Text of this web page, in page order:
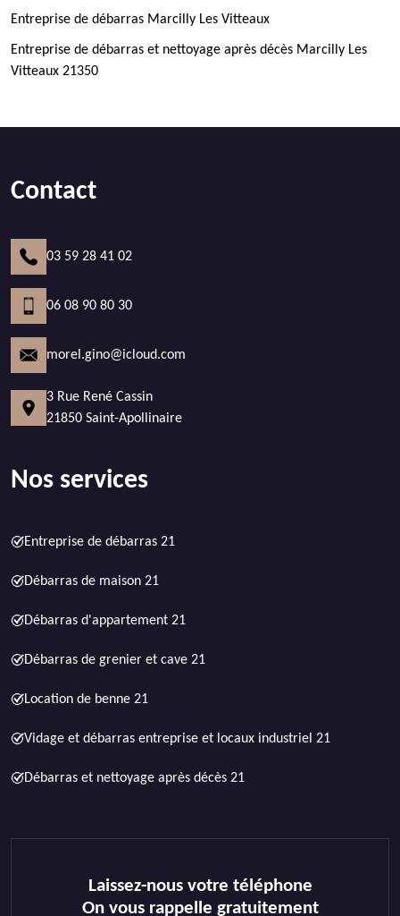
Entreprise de débarras Marcilly Les Vitteaux
Entreprise de débarras et nettoyage après décès Marcilly Les
Vitteaux 21350
Contact
03 59 28 41 02
06 08 90 80 30
morel.gino@icloud.com
3 Rue René Cassin
21850 Saint-Apollinaire
Nos services
Entreprise de débarras 21
Débarras de maison 21
Débarras d'appartement 21
Débarras de grenier et cave 21
Location de benne 21
Vidage et débarras entreprise et locaux industriel 21
Débarras et nettoyage après décès 21
Laissez-nous votre téléphone
On vous rappelle gratuitement